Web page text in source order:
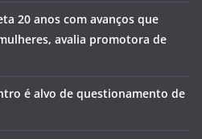
20 anos com avanços que
avalia promotora de
é alvo de questionamento de